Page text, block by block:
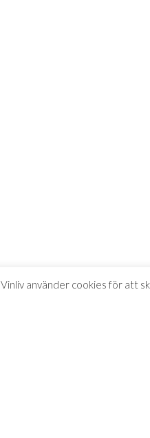
Vinliv använder cookies för att